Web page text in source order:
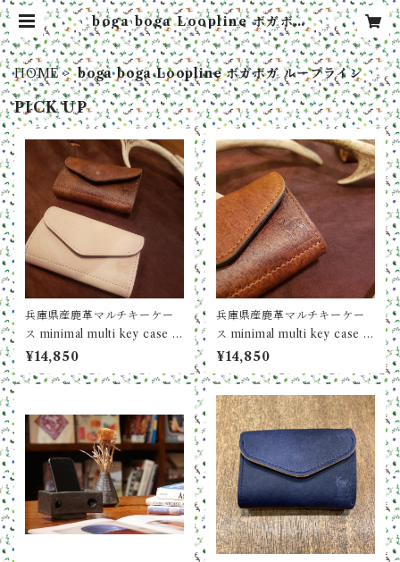
boga boga Loopline ボガボガ
ループライン | ハイカラブルバード
ボガボガ オンライン
HOME
boga boga Loopline ボガボガ ループライン
PICK UP
兵庫県産鹿革マルチキーケー
ス minimal multi key case b
oga boga Loopline (NATU
RAL / ナチュラル）
¥14,850
兵庫県産鹿革マルチキーケー
ス minimal multi key case b
oga boga Loopline
¥14,850